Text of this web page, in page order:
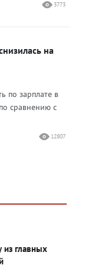
3773
на
по зарплате в
сравнению с
12807
из главных